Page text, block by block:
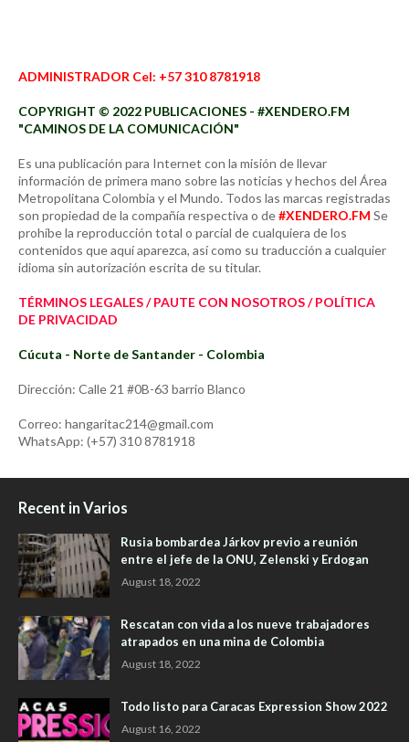
ADMINISTRADOR Cel: +57 310 8781918
COPYRIGHT © 2022 PUBLICACIONES - #XENDERO.FM
"CAMINOS DE LA COMUNICACIÓN"
Es una publicación para Internet con la misión de llevar
información de primera mano sobre las noticias y hechos del Área
Metropolitana Colombia y el Mundo. Todos las marcas registradas
son propiedad de la compañía respectiva o de#XENDERO.FM Se
prohíbe la reproducción total o parcial de cualquiera de los
contenidos que aquí aparezca, así como su traducción a cualquier
idioma sin autorización escrita de su titular.
TÉRMINOS LEGALES / PAUTE CON NOSOTROS / POLÍTICA
DE PRIVACIDAD
Cúcuta - Norte de Santander - Colombia
Dirección: Calle 21 #0B-63 barrio Blanco
Correo: hangaritac214@gmail.com
WhatsApp: (+57) 310 8781918
Recent in Varios
Rusia bombardea Járkov previo a reunión
entre el jefe de la ONU, Zelenski y Erdogan
August 18, 2022
Rescatan con vida a los nueve trabajadores
atrapados en una mina de Colombia
August 18, 2022
Todo listo para Caracas Expression Show 2022
August 16, 2022